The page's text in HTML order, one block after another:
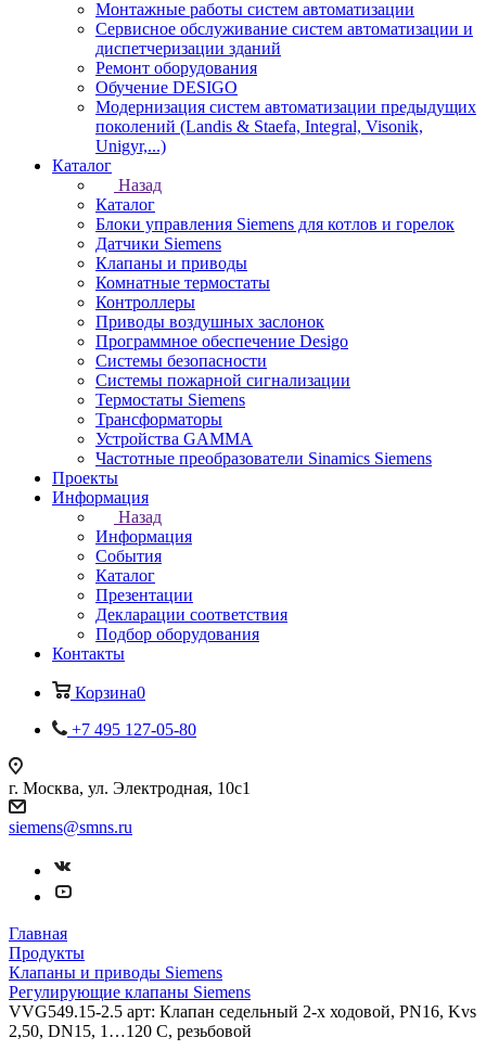
Монтажные работы систем автоматизации
Сервисное обслуживание систем автоматизации и
диспетчеризации зданий
Ремонт оборудования
Обучение DESIGO
Модернизация систем автоматизации предыдущих
поколений (Landis & Staefa, Integral, Visonik,
Unigyr,...)
Каталог
Назад
Каталог
Блоки управления Siemens для котлов и горелок
Датчики Siemens
Клапаны и приводы
Комнатные термостаты
Контроллеры
Приводы воздушных заслонок
Программное обеспечение Desigo
Системы безопасности
Системы пожарной сигнализации
Термостаты Siemens
Трансформаторы
Устройства GAMMA
Частотные преобразователи Sinamics Siemens
Проекты
Информация
Назад
Информация
События
Каталог
Презентации
Декларации соответствия
Подбор оборудования
Контакты
Корзина0
+7 495 127-05-80
г. Москва, ул. Электродная, 10с1
siemens@smns.ru
Главная
Продукты
Клапаны и приводы Siemens
Регулирующие клапаны Siemens
VVG549.15-2.5 арт: Клапан седельный 2-х ходовой, PN16, Kvs
2,50, DN15, 1…120 C, резьбовой